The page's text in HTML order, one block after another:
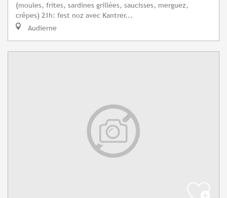
(moules, frites, sardines grillées, saucisses, merguez,
crêpes) 21h: fest noz avec Kantrer...
Audierne